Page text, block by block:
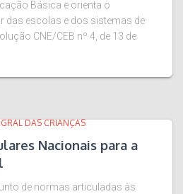
Básica e orienta o
das escolas e dos sistemas de
CNE/CEB nº 4, de 13 de
DAS CRIANÇAS
Nacionais para a
de normas articuladas às